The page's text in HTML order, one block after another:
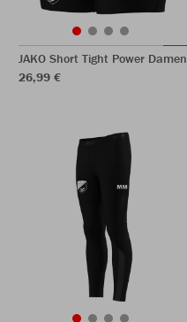
JAKO Short Tight Power Damen
26,99 €